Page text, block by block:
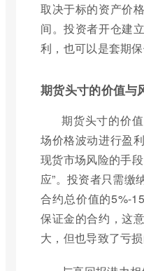
取决于标的资产价
间。投资者开仓建
利，也可以是套期
期货头寸的价值与
期货头寸的价
场价格波动进行盈
现货市场风险的手
应”。投资者只需缴
合约总价值的5%-
保证金的合约，这
大，但也导致了亏损